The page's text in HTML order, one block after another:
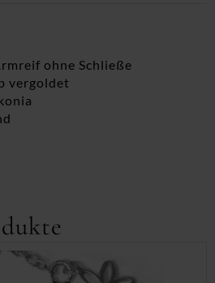
ohne Schließe
vergoldet